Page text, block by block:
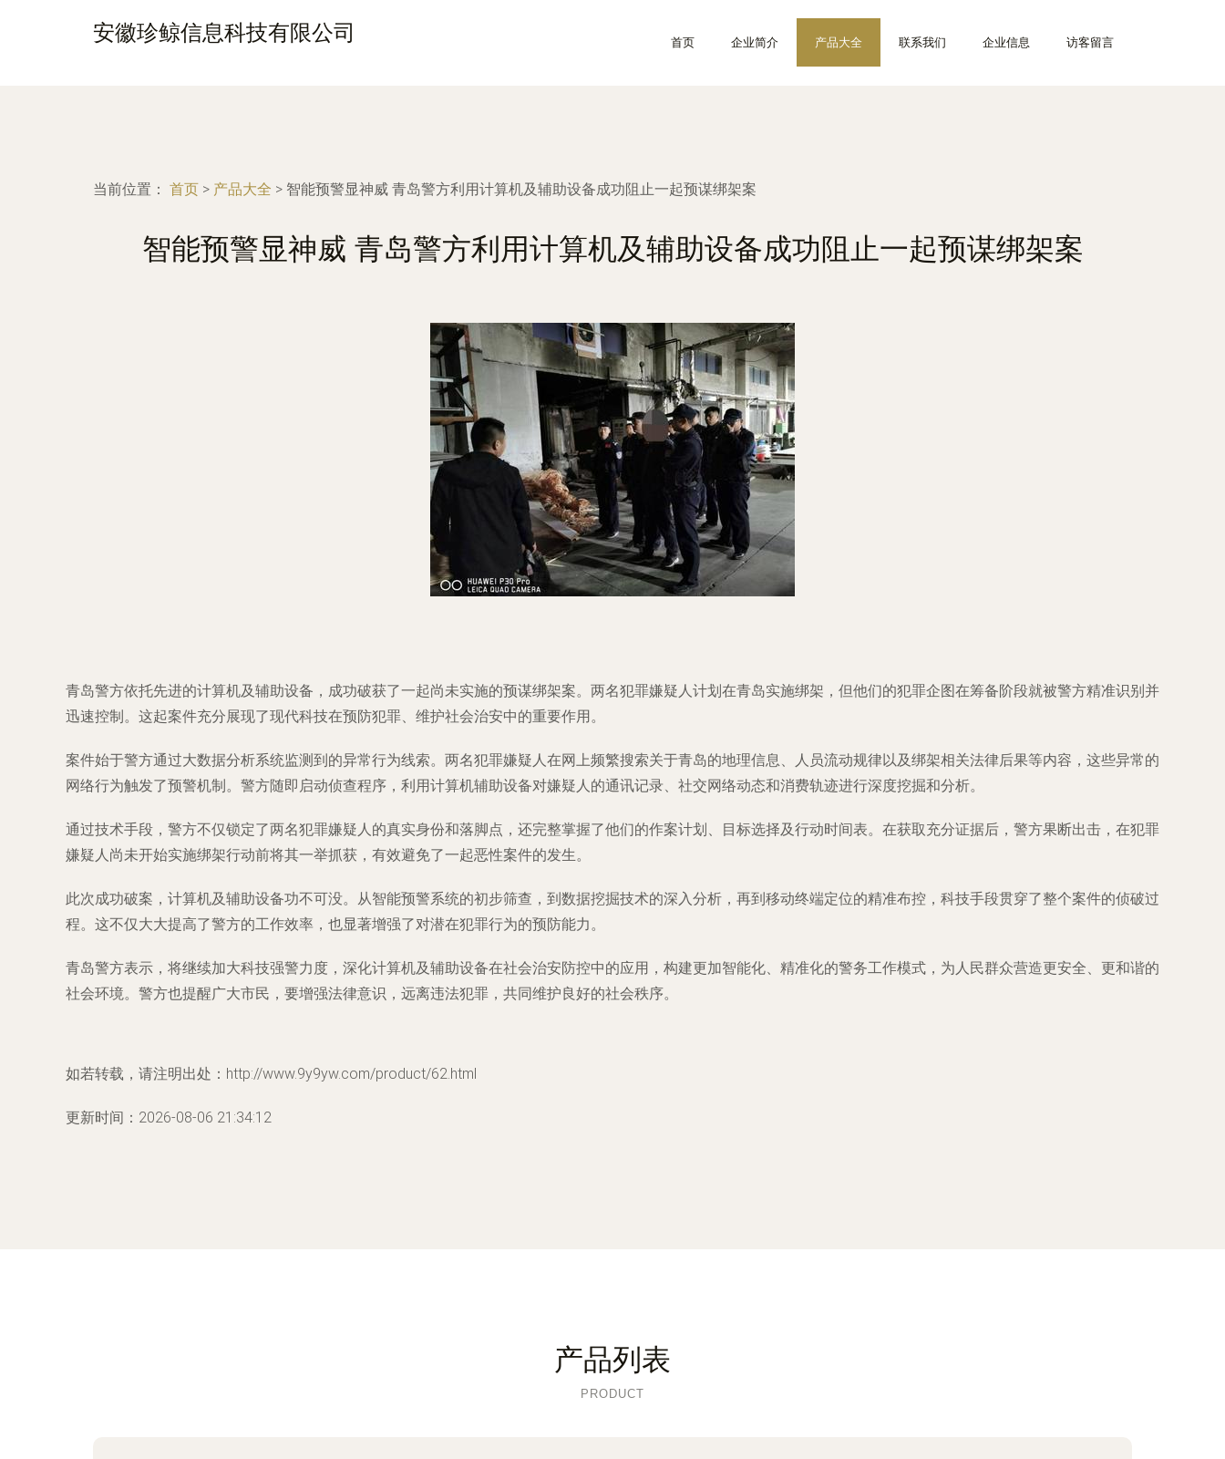
安徽珍鲸信息科技有限公司 首页 企业简介 产品大全 联系我们 企业信息 访客留言
当前位置： 首页 > 产品大全 > 智能预警显神威 青岛警方利用计算机及辅助设备成功阻止一起预谋绑架案
智能预警显神威 青岛警方利用计算机及辅助设备成功阻止一起预谋绑架案
青岛警方依托先进的计算机及辅助设备，成功破获了一起尚未实施的预谋绑架案。两名犯罪嫌疑人计划在青岛实施绑架，但他们的犯罪企图在筹备阶段就被警方精准识别并
迅速控制。这起案件充分展现了现代科技在预防犯罪、维护社会治安中的重要作用。
案件始于警方通过大数据分析系统监测到的异常行为线索。两名犯罪嫌疑人在网上频繁搜索关于青岛的地理信息、人员流动规律以及绑架相关法律后果等内容，这些异常的
网络行为触发了预警机制。警方随即启动侦查程序，利用计算机辅助设备对嫌疑人的通讯记录、社交网络动态和消费轨迹进行深度挖掘和分析。
通过技术手段，警方不仅锁定了两名犯罪嫌疑人的真实身份和落脚点，还完整掌握了他们的作案计划、目标选择及行动时间表。在获取充分证据后，警方果断出击，在犯罪
嫌疑人尚未开始实施绑架行动前将其一举抓获，有效避免了一起恶性案件的发生。
此次成功破案，计算机及辅助设备功不可没。从智能预警系统的初步筛查，到数据挖掘技术的深入分析，再到移动终端定位的精准布控，科技手段贯穿了整个案件的侦破过
程。这不仅大大提高了警方的工作效率，也显著增强了对潜在犯罪行为的预防能力。
青岛警方表示，将继续加大科技强警力度，深化计算机及辅助设备在社会治安防控中的应用，构建更加智能化、精准化的警务工作模式，为人民群众营造更安全、更和谐的
社会环境。警方也提醒广大市民，要增强法律意识，远离违法犯罪，共同维护良好的社会秩序。
如若转载，请注明出处：http://www.9y9yw.com/product/62.html
更新时间：2026-08-06 21:34:12
产品列表
PRODUCT